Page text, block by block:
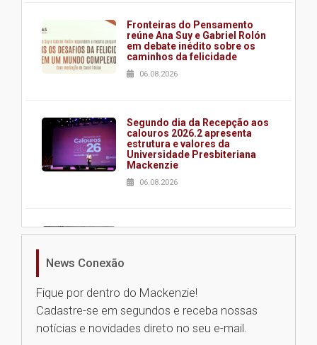
Fronteiras do Pensamento
reúne Ana Suy e Gabriel Rolón
em debate inédito sobre os
caminhos da felicidade
06.08.2026
Segundo dia da Recepção aos
calouros 2026.2 apresenta
estrutura e valores da
Universidade Presbiteriana
Mackenzie
06.08.2026
Nova apresentação do Centro
Universidade Mackenzie
realizará nova edição da Feira
News Conexão
Fique por dentro do Mackenzie!
Cadastre-se em segundos e receba nossas
notícias e novidades direto no seu e-mail.